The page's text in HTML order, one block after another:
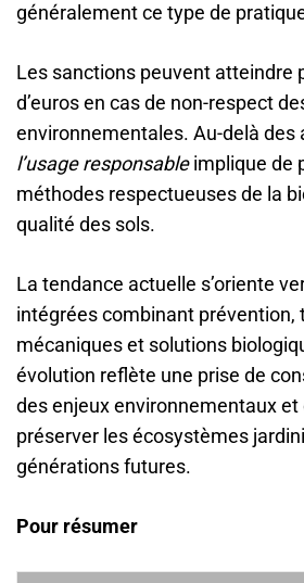
généralement ce type de
Les sanctions peuvent atteindre
d’euros en cas de non-respect
environnementales. Au-delà des
l’usage responsableimplique de
méthodes respectueuses de la
qualité des sols.
La tendance actuelle s’oriente
intégrées combinant prévention,
mécaniques et solutions
évolution reflète une prise de
des enjeux environnementaux et
préserver les écosystèmes
générations futures.
Pour résumer